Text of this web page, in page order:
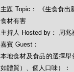
主題 Topic： 《生食食出
食材有害
主持人 Hosted by： 周兆
嘉賓 Guest：
本地食材及食品的選擇
如體質）、個人口味）：